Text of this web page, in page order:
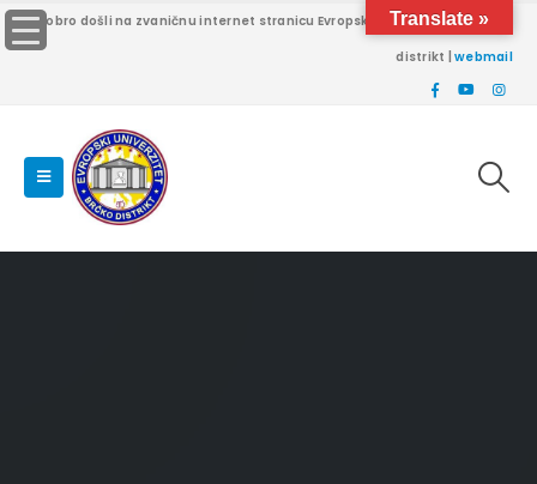
Dobro došli na zvaničnu internet stranicu Evropskog univerziteta Brčko
distrikt |webmail
Translate »